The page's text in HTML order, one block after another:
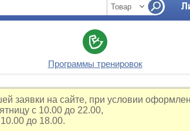
Программы тренировок
заявки на сайте, при условии
с 10.00 до 22.00,
до 18.00.